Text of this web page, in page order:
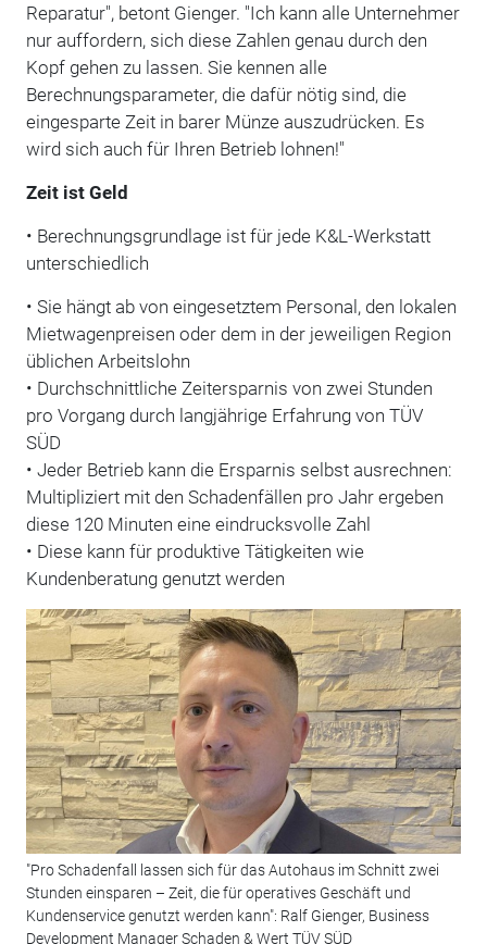
Reparatur", betont Gienger. "Ich kann alle Unternehmer
nur auffordern, sich diese Zahlen genau durch den
Kopf gehen zu lassen. Sie kennen alle
Berechnungsparameter, die dafür nötig sind, die
eingesparte Zeit in barer Münze auszudrücken. Es
wird sich auch für Ihren Betrieb lohnen!"
Zeit ist Geld
• Berechnungsgrundlage ist für jede K&L-Werkstatt
unterschiedlich
• Sie hängt ab von eingesetztem Personal, den lokalen
Mietwagenpreisen oder dem in der jeweiligen Region
üblichen Arbeitslohn
• Durchschnittliche Zeitersparnis von zwei Stunden
pro Vorgang durch langjährige Erfahrung von TÜV
SÜD
• Jeder Betrieb kann die Ersparnis selbst ausrechnen:
Multipliziert mit den Schadenfällen pro Jahr ergeben
diese 120 Minuten eine eindrucksvolle Zahl
• Diese kann für produktive Tätigkeiten wie
Kundenberatung genutzt werden
"Pro Schadenfall lassen sich für das Autohaus im Schnitt zwei
Stunden einsparen – Zeit, die für operatives Geschäft und
Kundenservice genutzt werden kann": Ralf Gienger, Business
Development Manager Schaden & Wert TÜV SÜD